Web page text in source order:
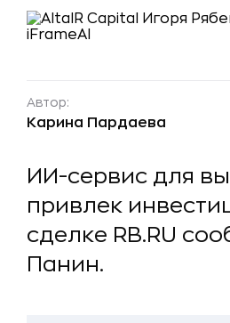
Автор:
Карина Пардаева
ИИ-сервис для
привлек
сделке RB.RU
Панин.